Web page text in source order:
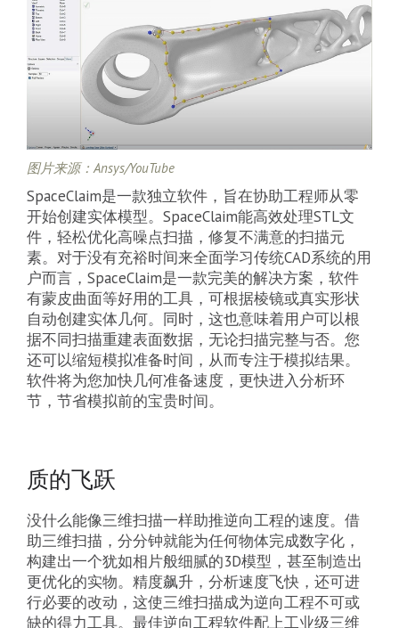
图片来源：Ansys/YouTube
SpaceClaim是一款独立软件，旨在协助工程师从零
开始创建实体模型。SpaceClaim能高效处理STL文
件，轻松优化高噪点扫描，修复不满意的扫描元
素。对于没有充裕时间来全面学习传统CAD系统的用
户而言，SpaceClaim是一款完美的解决方案，软件
有蒙皮曲面等好用的工具，可根据棱镜或真实形状
自动创建实体几何。同时，这也意味着用户可以根
据不同扫描重建表面数据，无论扫描完整与否。您
还可以缩短模拟准备时间，从而专注于模拟结果。
软件将为您加快几何准备速度，更快进入分析环
节，节省模拟前的宝贵时间。
质的飞跃
没什么能像三维扫描一样助推逆向工程的速度。借
助三维扫描，分分钟就能为任何物体完成数字化，
构建出一个犹如相片般细腻的3D模型，甚至制造出
更优化的实物。精度飙升，分析速度飞快，还可进
行必要的改动，这使三维扫描成为逆向工程不可或
缺的得力工具。最佳逆向工程软件配上工业级三维